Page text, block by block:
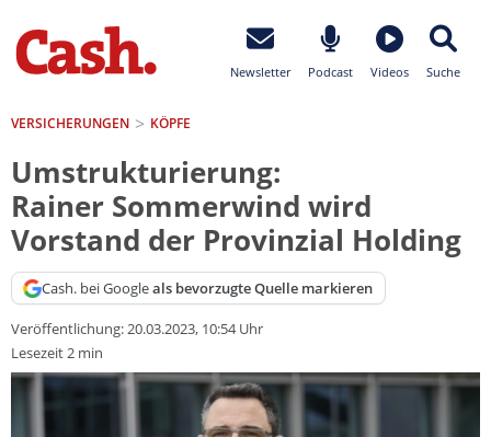
Newsletter Podcast Videos Suche
VERSICHERUNGEN KÖPFE
Umstrukturierung:
Rainer Sommerwind wird
Vorstand der Provinzial Holding
Cash. bei Googleals bevorzugte Quelle markieren
Veröffentlichung:20.03.2023, 10:54 Uhr
Lesezeit 2 min